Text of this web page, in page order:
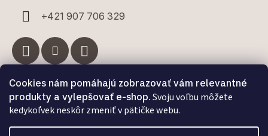
Cookies nám pomáhajú zobrazovať vám relevantné
produkty a vylepšovať e-shop. Svoju voľbu môžete
kedykoľvek neskôr zmeniť v pätičke webu.
+421 907 706 329
Facebook